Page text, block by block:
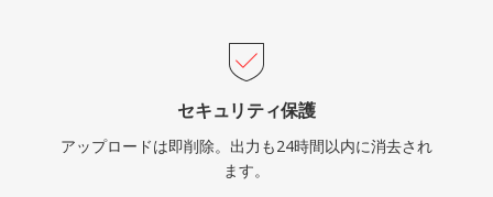
セキュリティ保護
アップロードは即削除。出力も24時間以内に消去され
ます。